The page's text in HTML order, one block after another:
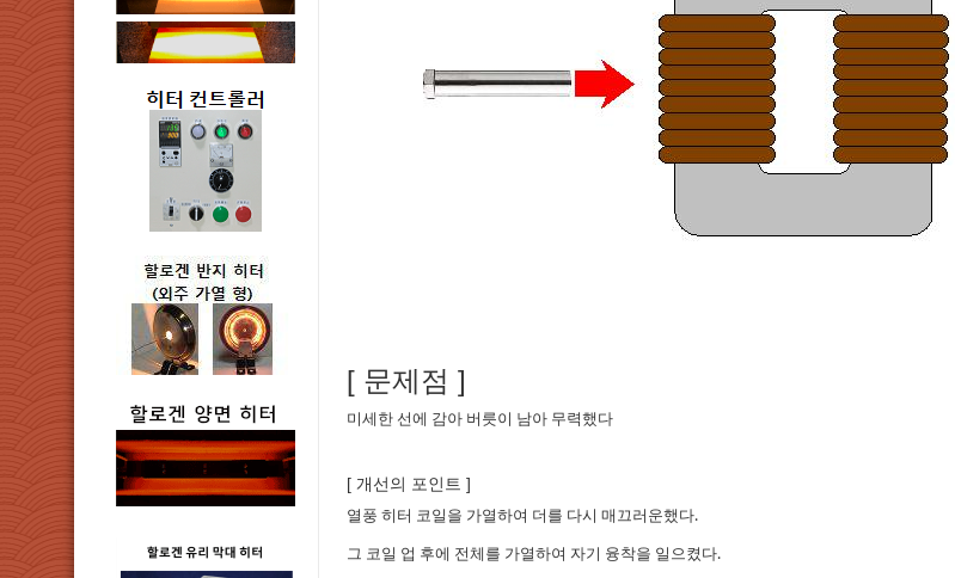
[ 문제점 ]
미세한 선에 감아 버릇이 남아 무력했다
[ 개선의 포인트 ]
열풍 히터 코일을 가열하여 더를 다시 매끄러운했다.
그 코일 업 후에 전체를 가열하여 자기 융착을 일으켰다.